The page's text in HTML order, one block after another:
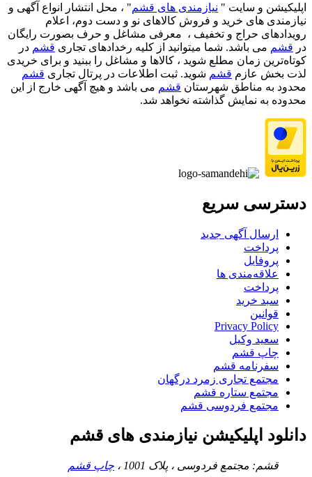
اپلیکیشن و سایت " نیازمندی های قشم" ، محل انتشار انواع آگهی و
نیازمندی های خرید و فروش کالاهای نو و دست‌ دوم، اعلام
رویدادهای حراج و تخفیف ، معرفی مشاغل و حرف بصورت رایگان
در قشم می باشد. شما میتوانید از کلیه رخدادهای تجاری قشم در
کوتاه‌ترین زمان مطلع شوید ، کالاها و مشاغل را ببنید و برای خریدی
لذت بخش عازم قشم شوید. ثبت اطلاعات در پرتال تجاری قشم
محدود به مناطق شهرستان قشم می باشد و هیچ آگهی خارج از این
محدوده به نمایش گذاشته نخواهد شد.
دسترسی سریع
ارسال آگهی جدید
پرداخت
پروفایل
علاقه‌مندی ها
پرداخت
سبد خرید
قوانین
Privacy Policy
سعید وکیل
چاپ قشم
سفرنامه قشم
مجتمع تجاری زمرد درگهان
مجتمع ستاره قشم
مجتمع فردوسی قشم
دانلود اپلیکیشن نیازمندی های قشم
قشم: مجتمع فردوسی ، پلاک 1001 ، چاپ قشم